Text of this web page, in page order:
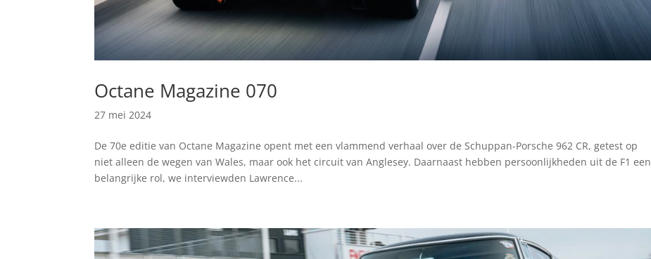
Octane Magazine 070
27 mei 2024
De 70e editie van Octane Magazine opent met een vlammend verhaal over de Schuppan-Porsche 962 CR, getest op
niet alleen de wegen van Wales, maar ook het circuit van Anglesey. Daarnaast hebben persoonlijkheden uit de F1 een
belangrijke rol, we interviewden Lawrence...